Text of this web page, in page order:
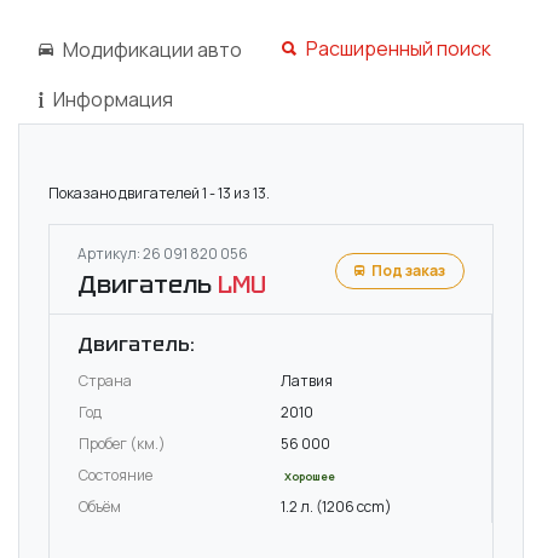
Модификации авто
Расширенный поиск
Информация
Показано двигателей 1 - 13 из 13.
Артикул: 26 091 820 056
Двигатель LMU Под заказ
Двигатель:
Страна
Латвия
Год
2010
Пробег (км.)
56 000
Состояние
Хорошее
Объём 1.2 л. (1206 ccm)